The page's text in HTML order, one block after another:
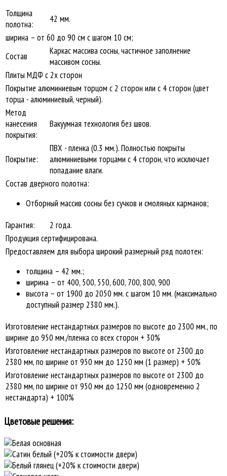
Толщина
полотна:
42 мм.
ширина – от 60 до 90 см с шагом 10 см;
Состав
Каркас массива сосны, частичное заполнение
массивом сосны.
Плиты МДФ с 2х сторон
Покрытие алюминиевым торцом с 2 сторон или с 4 сторон (цвет
торца - алюминиевый, черный).
Метод
нанесения
покрытия:
Вакуумная технология без швов.
Покрытие:
ПВХ - пленка (0.3 мм.). Полностью покрыты
алюминиевыми торцами с 4 сторон, что исключает
попадание влаги.
Состав дверного полотна:
Отборный массив сосны без сучков и смоляных карманов;
Гарантия:
2 года.
Продукция сертифицирована.
Предоставляем для выбора широкий размерный ряд полотен:
толщина – 42 мм.;
ширина – от 400, 500, 550, 600, 700, 800, 900
высота – от 1900 до 2050 мм. с шагом 10 мм. (максимально
доступный размер 2380 мм.).
Изготовление нестандартных размеров по высоте до 2300 мм., по
ширине до 950 мм./пленка со всех сторон + 30%
Изготовление нестандартных размеров по высоте от 2300 до
2380 мм, по ширине от 950 мм до 1250 мм (1 размер) + 50%
Изготовление нестандартных размеров по высоте от 2300 до
2380 мм, по ширине от 950 мм до 1250 мм (одновременно 2
нестандарта) + 100%
Цветовые решения: